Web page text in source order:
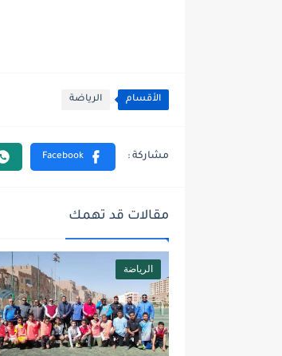
الأقسام الرياضة
مقالات قد تهمك
الرياضة